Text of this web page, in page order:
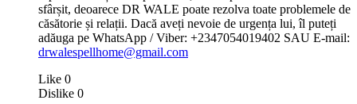
sfârșit, deoarece DR WALE poate rezolva toate problemele de
căsătorie și relații. Dacă aveți nevoie de urgența lui, îl puteți
adăuga pe WhatsApp / Viber: +2347054019402 SAU E-mail:
drwalespellhome@gmail.com
Like 0
Dislike 0